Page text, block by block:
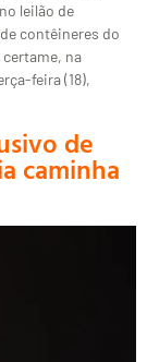
leilão de
contêineres do
na
feira (18),
de
caminha